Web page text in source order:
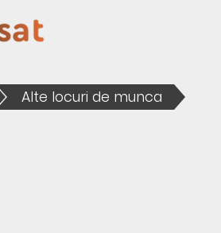
Alte locuri de munca